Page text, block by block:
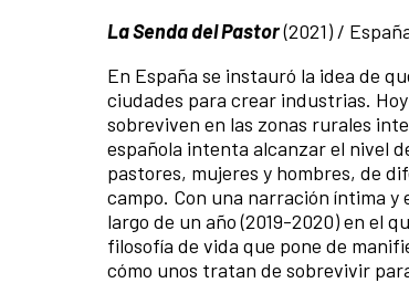
La Senda del Pastor(2021) /
En España se instauró la idea de
ciudades para crear industrias.
sobreviven en las zonas rurales
española intenta alcanzar el nivel
pastores, mujeres y hombres, de
campo. Con una narración íntima
largo de un año (2019-2020) en el
filosofía de vida que pone de
cómo unos tratan de sobrevivir